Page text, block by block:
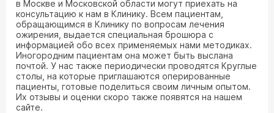
в Москве и Московской области могут приехать на
консультацию к нам в Клинику. Всем пациентам,
обращающимся в Клинику по вопросам лечения
ожирения, выдается специальная брошюра с
информацией обо всех применяемых нами методиках.
Иногородним пациентам она может быть выслана
почтой. У нас также периодически проводятся Круглые
столы, на которые приглашаются оперированные
пациенты, готовые поделиться своим личным опытом.
Их отзывы и оценки скоро также появятся на нашем
сайте.